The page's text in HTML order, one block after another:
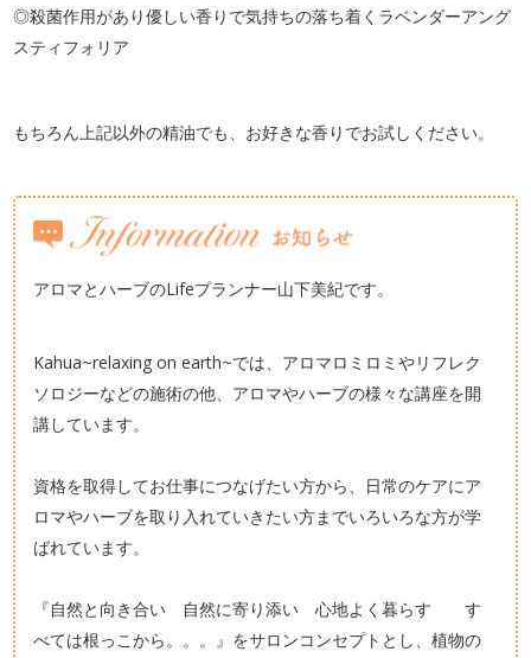
◎殺菌作用があり優しい香りで気持ちの落ち着くラベンダーアング
スティフォリア
もちろん上記以外の精油でも、お好きな香りでお試しください。
アロマとハーブのLifeプランナー山下美紀です。
Kahua~relaxing on earth~では、アロマロミロミやリフレク
ソロジーなどの施術の他、アロマやハーブの様々な講座を開
講しています。
資格を取得してお仕事につなげたい方から、日常のケアにア
ロマやハーブを取り入れていきたい方までいろいろな方が学
ばれています。
『自然と向き合い 自然に寄り添い 心地よく暮らす す
べては根っこから。。。』をサロンコンセプトとし、植物の